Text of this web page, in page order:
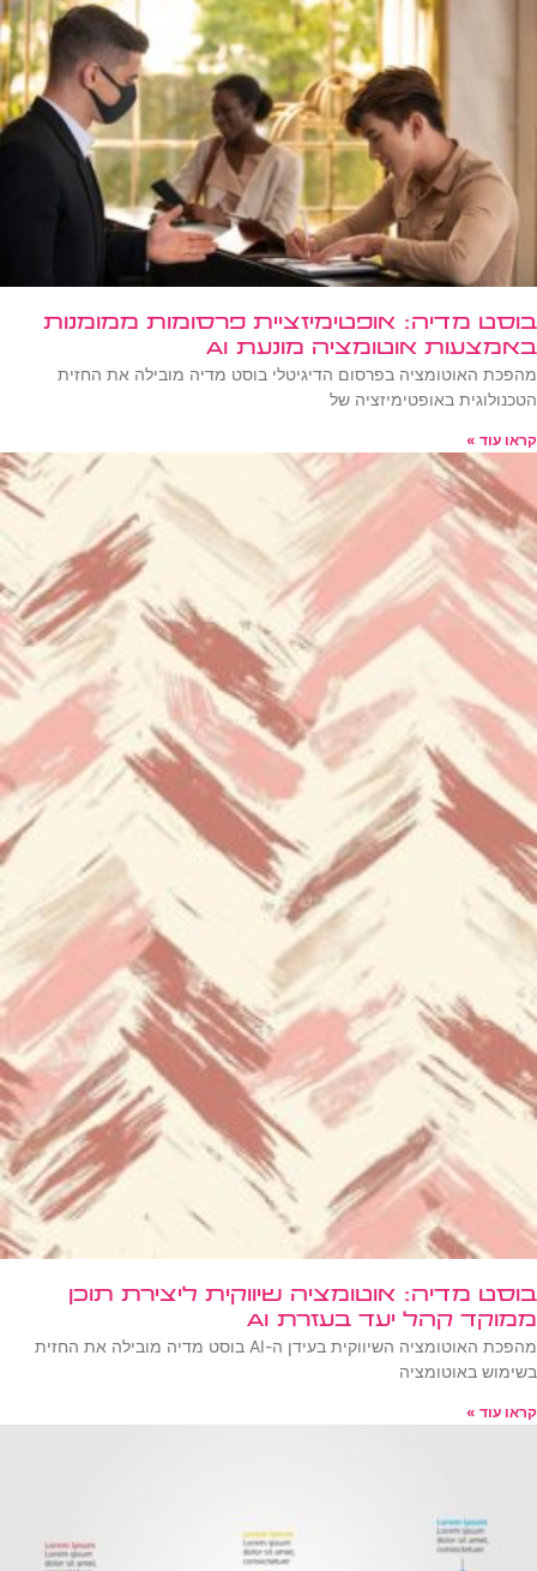
בוסט מדיה: אופטימיזציית פרסומות ממומנות
באמצעות אוטומציה מונעת AI
מהפכת האוטומציה בפרסום הדיגיטלי בוסט מדיה מובילה את החזית
הטכנולוגית באופטימיזציה של
קראו עוד »
בוסט מדיה: אוטומציה שיווקית ליצירת תוכן
ממוקד קהל יעד בעזרת AI
מהפכת האוטומציה השיווקית בעידן ה-AI בוסט מדיה מובילה את החזית
בשימוש באוטומציה
קראו עוד »